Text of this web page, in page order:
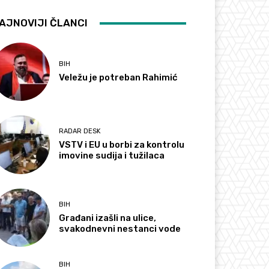
ČLANCI
BIH
Veležu je potreban Rahimić
RADAR DESK
VSTV i EU u borbi za kontrolu
imovine sudija i tužilaca
BIH
Građani izašli na ulice,
svakodnevni nestanci vode
BIH